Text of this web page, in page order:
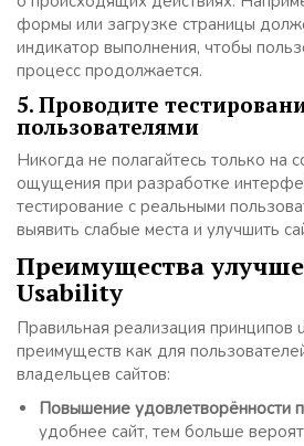
формы или загрузке страницы
индикатор выполнения, чтобы
процесс продолжается.
5. Проводите
пользователями
Никогда не полагайтесь только на
ощущения при разработке
тестирование с реальными
выявить слабые места и улучшить
Преимущества
Usability
Правильная реализация принципов
преимуществ как для
владельцев сайтов:
Повышение удовлетворённости
удобнее сайт, тем больше